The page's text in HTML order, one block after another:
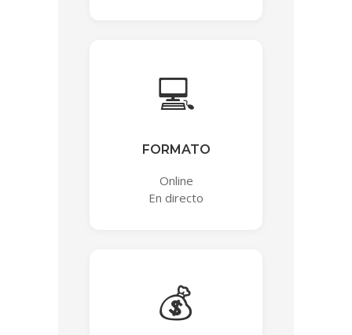
💻
FORMATO
Online
En directo
💰